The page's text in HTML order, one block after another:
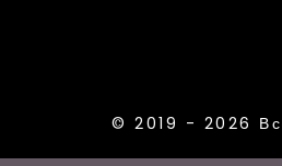
© 2019 - 2026